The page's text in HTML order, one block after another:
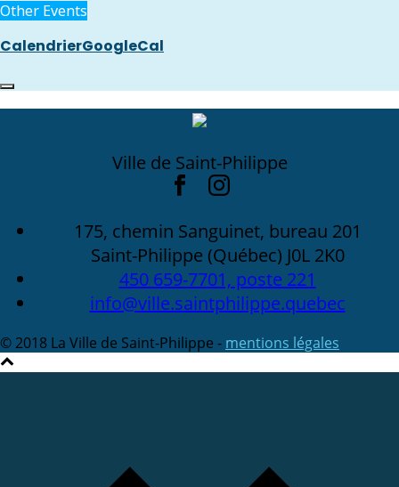
Other Events
CalendrierGoogleCal
Ville de Saint-Philippe
175, chemin Sanguinet, bureau 201
Saint-Philippe (Québec) J0L 2K0
450 659-7701, poste 221
info@ville.saintphilippe.quebec
© 2018 La Ville de Saint-Philippe - mentions légales